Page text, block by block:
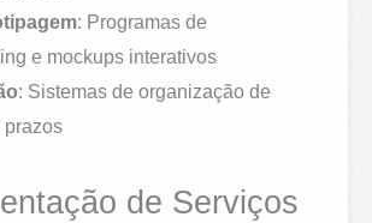
: Programas de
e mockups interativos
: Sistemas de organização de
prazos
de Serviços